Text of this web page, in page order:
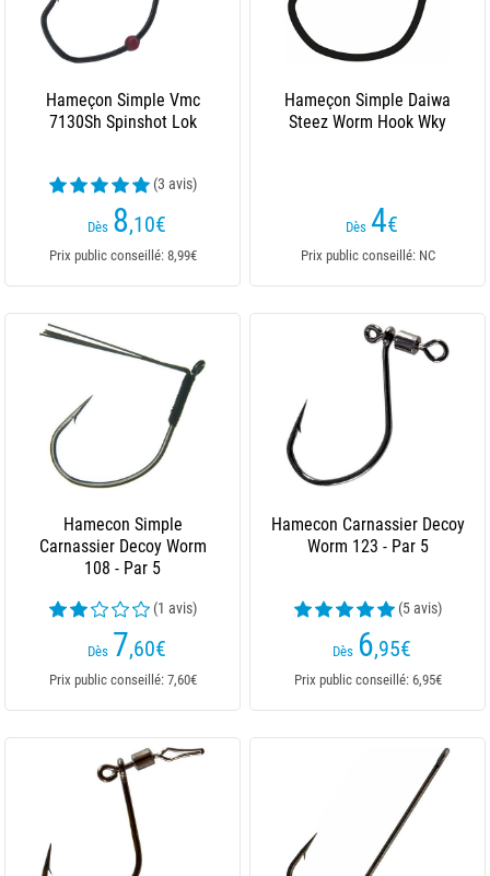
Hameçon Simple Vmc
7130Sh Spinshot Lok
(3 avis)
Dès 8,10€
Prix public conseillé: 8,99€
Hameçon Simple Daiwa
Steez Worm Hook Wky
Dès 4€
Prix public conseillé: NC
Hamecon Simple
Carnassier Decoy Worm
108 - Par 5
(1 avis)
Dès 7,60€
Prix public conseillé: 7,60€
Hamecon Carnassier Decoy
Worm 123 - Par 5
(5 avis)
Dès 6,95€
Prix public conseillé: 6,95€